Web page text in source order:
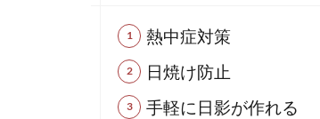
熱中症対策
日焼け防止
手軽に日影が作れる